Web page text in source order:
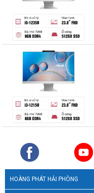
HOÀNG PHÁT HẢI PHÒNG